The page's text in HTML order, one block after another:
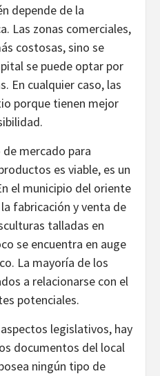
depende de la
Las zonas comerciales,
costosas, sino se
se puede optar por
En cualquier caso, las
porque tienen mejor
mercado para
es viable, es un
el municipio del oriente
fabricación y venta de
talladas en
se encuentra en auge
La mayoría de los
a relacionarse con el
potenciales.
legislativos, hay
documentos del local
ningún tipo de